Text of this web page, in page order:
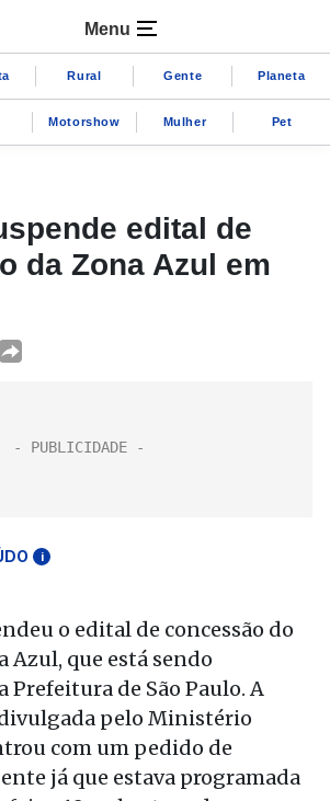
Menu
Rural Gente Planeta
Motorshow Mulher Pet
edital de
da Zona Azul em
i
o edital de concessão do
Azul, que está sendo
Prefeitura de São Paulo. A
pelo Ministério
com um pedido de
já que estava programada